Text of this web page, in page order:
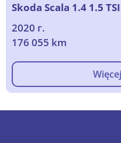
Skoda Scala 1.4 1.5
2020 г.
176 055 km